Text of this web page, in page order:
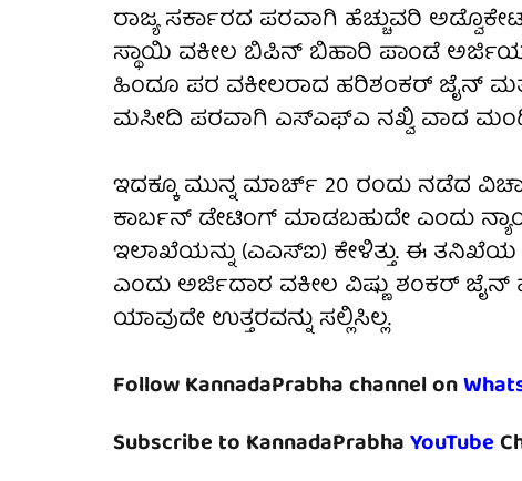
ರಾಜ್ಯ ಸರ್ಕಾರದ ಪರವಾಗಿ ಹೆಚ್ಚುವರಿ
ಸ್ಥಾಯಿ ವಕೀಲ ಬಿಪಿನ್ ಬಿಹಾರಿ ಪಾಂಡೆ
ಹಿಂದೂ ಪರ ವಕೀಲರಾದ ಹರಿಶಂಕರ್ ಜೈನ್
ಮಸೀದಿ ಪರವಾಗಿ ಎಸ್‌ಎಫ್‌ಎ ನಖ್ವಿ ವಾದ
ಇದಕ್ಕೂ ಮುನ್ನ ಮಾರ್ಚ್ 20 ರಂದು ನಡೆದ
ಕಾರ್ಬನ್ ಡೇಟಿಂಗ್ ಮಾಡಬಹುದೇ ಎಂದು
ಇಲಾಖೆಯನ್ನು (ಎಎಸ್‌ಐ) ಕೇಳಿತ್ತು. ಈ
ಎಂದು ಅರ್ಜಿದಾರ ವಕೀಲ ವಿಷ್ಣು ಶಂಕರ್
ಯಾವುದೇ ಉತ್ತರವನ್ನು ಸಲ್ಲಿಸಿಲ್ಲ.
Follow KannadaPrabha channel on
Subscribe to KannadaPrabhaYouTube